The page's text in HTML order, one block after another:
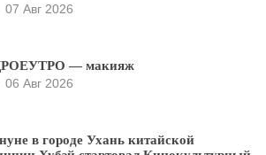
07 Авг 2026
— макияж
06 Авг 2026
в городе Ухань китайской